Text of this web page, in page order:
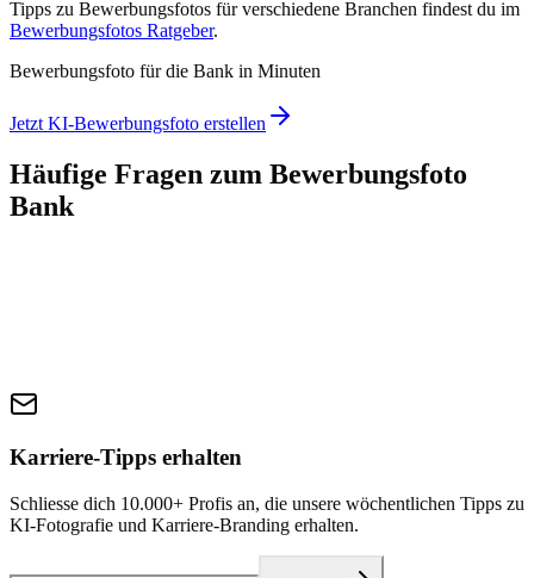
Tipps zu Bewerbungsfotos für verschiedene Branchen findest du im
Bewerbungsfotos Ratgeber.
Bewerbungsfoto für die Bank in Minuten
Jetzt KI-Bewerbungsfoto erstellen
Häufige Fragen zum Bewerbungsfoto
Bank
Karriere-Tipps erhalten
Schliesse dich 10.000+ Profis an, die unsere wöchentlichen Tipps zu
KI-Fotografie und Karriere-Branding erhalten.